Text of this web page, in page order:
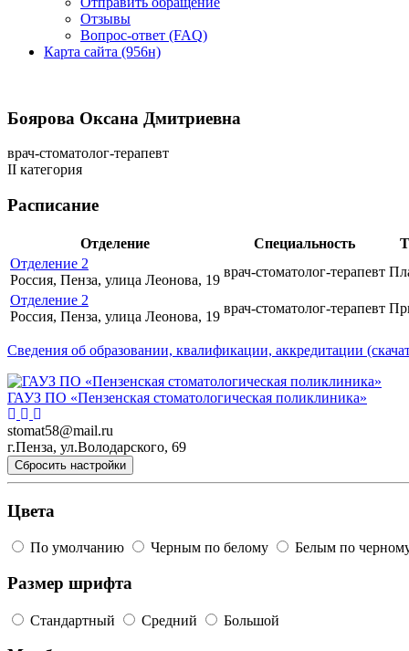
Отзывы
Вопрос-ответ (FAQ)
Карта сайта (956н)
Боярова Оксана Дмитриевна
врач-стоматолог-терапевт
II категория
Расписание
Отделение Специальность
Отделение 2
Россия, Пенза, улица Леонова, 19
врач-стоматолог-терапевт
Отделение 2
Россия, Пенза, улица Леонова, 19
врач-стоматолог-терапевт
Сведения об образовании, квалификации, аккредитации
ГАУЗ ПО «Пензенская стоматологическая поликлиника»
stomat58@mail.ru
г.Пенза, ул.Володарского, 69
Сбросить настройки
Цвета
По умолчанию Черным по белому Белым по
Размер шрифта
Стандартный Средний Большой